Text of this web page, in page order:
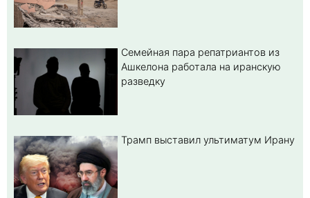
Семейная пара репатриантов из
Ашкелона работала на иранскую
разведку
Трамп выставил ультиматум Ирану